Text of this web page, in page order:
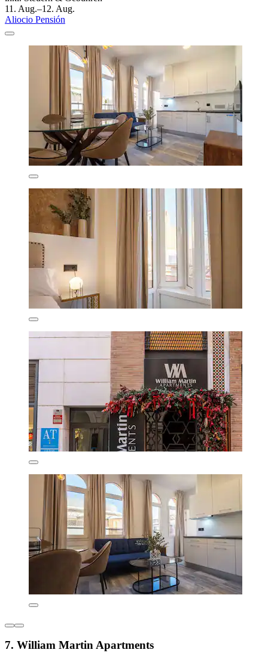
11. Aug.–12. Aug.
Aliocio Pensión
7. William Martin Apartments